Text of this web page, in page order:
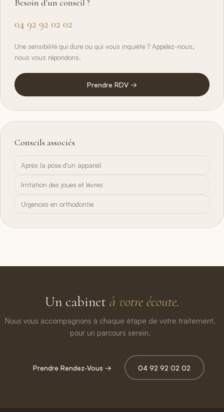
Besoin d'un conseil ?
04 92 92 02 02
Une sensibilité qui dure ou qui vous inquiète ? Appelez-nous,
nous vous répondons.
Prendre RDV →
Conseils associés
Après la pose d'un appareil
Irritation des joues et lèvres
Urgences en orthodontie
Un cabinet à votre écoute.
Nous vous accompagnons à chaque étape de votre traitement,
pour un parcours serein.
Prendre Rendez-Vous → 04 92 92 02 02